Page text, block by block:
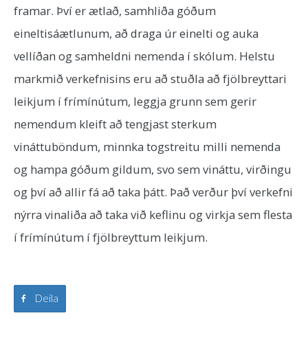
framar. Því er ætlað, samhliða góðum
eineltisáætlunum, að draga úr einelti og auka
vellíðan og samheldni nemenda í skólum. Helstu
markmið verkefnisins eru að stuðla að fjölbreyttari
leikjum í frímínútum, leggja grunn sem gerir
nemendum kleift að tengjast sterkum
vináttuböndum, minnka togstreitu milli nemenda
og hampa góðum gildum, svo sem vináttu, virðingu
og því að allir fá að taka þátt. Það verður því verkefni
nýrra vinaliða að taka við keflinu og virkja sem flesta
í frímínútum í fjölbreyttum leikjum.
Deila